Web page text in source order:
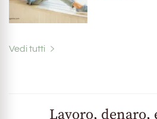
Vedi tutti
Lavoro, denaro,